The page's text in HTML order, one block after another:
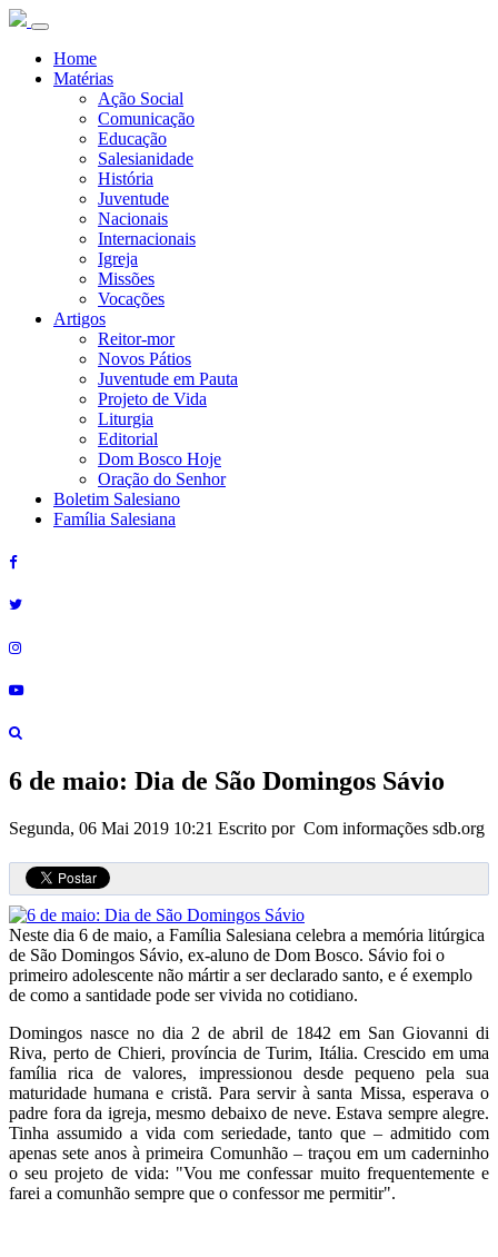
Home
Matérias
Ação Social
Comunicação
Educação
Salesianidade
História
Juventude
Nacionais
Internacionais
Igreja
Missões
Vocações
Artigos
Reitor-mor
Novos Pátios
Juventude em Pauta
Projeto de Vida
Liturgia
Editorial
Dom Bosco Hoje
Oração do Senhor
Boletim Salesiano
Família Salesiana
6 de maio: Dia de São Domingos Sávio
Segunda, 06 Mai 2019 10:21 Escrito por Com informações sdb.org
Neste dia 6 de maio, a Família Salesiana celebra a memória litúrgica
de São Domingos Sávio, ex-aluno de Dom Bosco. Sávio foi o
primeiro adolescente não mártir a ser declarado santo, e é exemplo
de como a santidade pode ser vivida no cotidiano.
Domingos nasce no dia 2 de abril de 1842 em San Giovanni di
Riva, perto de Chieri, província de Turim, Itália. Crescido em uma
família rica de valores, impressionou desde pequeno pela sua
maturidade humana e cristã. Para servir à santa Missa, esperava o
padre fora da igreja, mesmo debaixo de neve. Estava sempre alegre.
Tinha assumido a vida com seriedade, tanto que – admitido com
apenas sete anos à primeira Comunhão – traçou em um caderninho
o seu projeto de vida: "Vou me confessar muito frequentemente e
farei a comunhão sempre que o confessor me permitir".